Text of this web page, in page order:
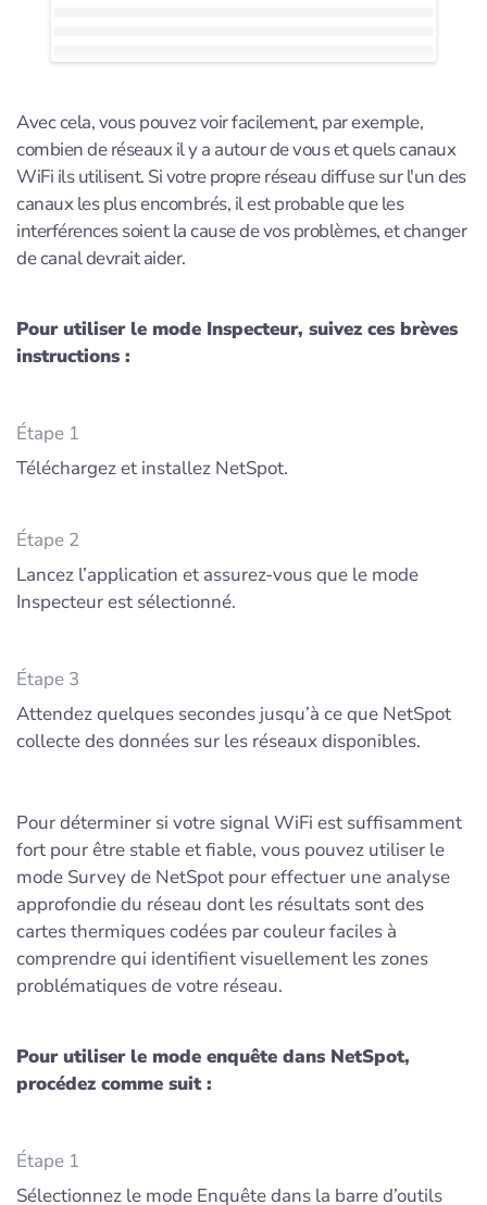
Avec cela, vous pouvez voir facilement, par exemple,
combien de réseaux il y a autour de vous et quels canaux
WiFi ils utilisent. Si votre propre réseau diffuse sur l'un des
canaux les plus encombrés, il est probable que les
interférences soient la cause de vos problèmes, et changer
de canal devrait aider.
Pour utiliser le mode Inspecteur, suivez ces brèves
instructions :
Étape 1
Téléchargez et installez NetSpot.
Étape 2
Lancez l’application et assurez-vous que le mode
Inspecteur est sélectionné.
Étape 3
Attendez quelques secondes jusqu’à ce que NetSpot
collecte des données sur les réseaux disponibles.
Pour déterminer si votre signal WiFi est suffisamment
fort pour être stable et fiable, vous pouvez utiliser le
mode Survey de NetSpot pour effectuer une analyse
approfondie du réseau dont les résultats sont des
cartes thermiques codées par couleur faciles à
comprendre qui identifient visuellement les zones
problématiques de votre réseau.
Pour utiliser le mode enquête dans NetSpot,
procédez comme suit :
Étape 1
Sélectionnez le mode Enquête dans la barre d’outils